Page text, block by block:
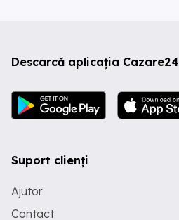
Descarcă aplicația Cazare24
Suport clienți
Ajutor
Contact